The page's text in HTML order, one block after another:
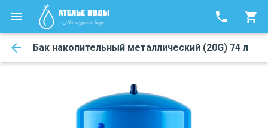
phone shopping_cart
Бак накопительный металлический (20G) 74 л
arrow_back